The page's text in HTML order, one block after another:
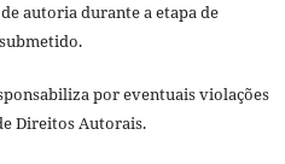
autoria durante a etapa de
por eventuais violações
Direitos Autorais.